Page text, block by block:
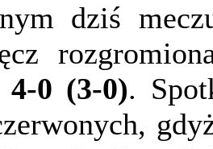
dziś
4-0 (3-0).